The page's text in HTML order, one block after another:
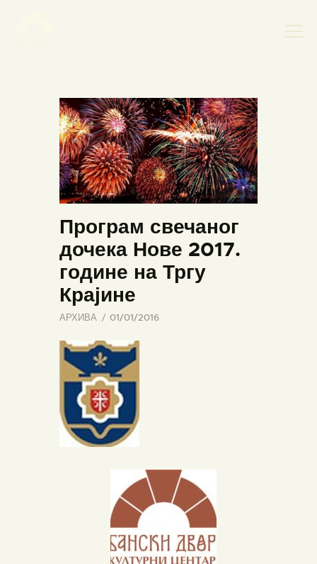
НАСЛОВНА
НОВОСТИ
НАЈАВА ДОГАЂАЈА
БАНСКИ ДВОР
ФОТОГРАФИЈЕ
ВИДЕО
КОНТАКТ
Програм свечаног
дочека Нове 2017.
године на Тргу
Крајине
АРХИВА 01/01/2016